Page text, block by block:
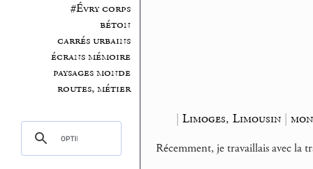
#Évry corps
béton
carrés urbains
écrans mémoire
paysages monde
routes, métier
| Limoges, Limousin|
Récemment, je travaillais avec la